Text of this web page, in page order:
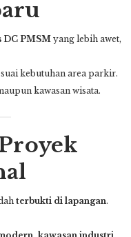
DC PMSM yang lebih awet,
kebutuhan area parkir.
kawasan wisata.
terbukti di lapangan.